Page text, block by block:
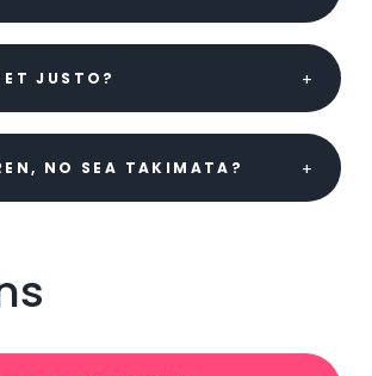
JUSTO?
NO SEA TAKIMATA?